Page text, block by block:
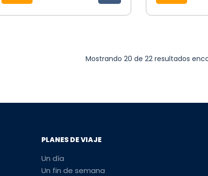
Mostrando 20 de 22 resultados
PLANES DE VIAJE
Un día
Un fin de semana